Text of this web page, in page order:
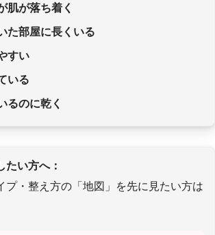
肌が落ち着く
た部屋に長くいる
すい
いる
るのに乾く
たい方へ：
プ・整え方の「地図」を先に見たい方は